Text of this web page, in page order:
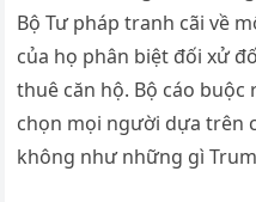
Bộ Tư pháp tranh cãi về
của họ phân biệt đối xử
thuê căn hộ. Bộ cáo buộc
chọn mọi người dựa trên
không như những gì